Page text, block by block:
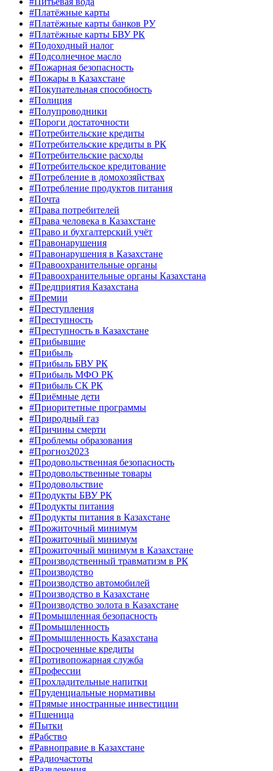
#Платёжные карты
#Платёжные карты банков РУ
#Платёжные карты БВУ РК
#Подоходный налог
#Подсолнечное масло
#Пожарная безопасность
#Пожары в Казахстане
#Покупательная способность
#Полиция
#Полупроводники
#Пороги достаточности
#Потребительские кредиты
#Потребительские кредиты в РК
#Потребительские расходы
#Потребительское кредитование
#Потребление в домохозяйствах
#Потребление продуктов питания
#Почта
#Права потребителей
#Права человека в Казахстане
#Право и бухгалтерский учёт
#Правонарушения
#Правонарушения в Казахстане
#Правоохранительные органы
#Правоохранительные органы Казахстана
#Предприятия Казахстана
#Премии
#Преступления
#Преступность
#Преступность в Казахстане
#Прибывшие
#Прибыль
#Прибыль БВУ РК
#Прибыль МФО РК
#Прибыль СК РК
#Приёмные дети
#Приоритетные программы
#Природный газ
#Причины смерти
#Проблемы образования
#Прогноз2023
#Продовольственная безопасность
#Продовольственные товары
#Продовольствие
#Продукты БВУ РК
#Продукты питания
#Продукты питания в Казахстане
#Прожиточный минимум
#Прожиточный минимум
#Прожиточный минимум в Казахстане
#Производственный травматизм в РК
#Производство
#Производство автомобилей
#Производство в Казахстане
#Производство золота в Казахстане
#Промышленная безопасность
#Промышленность
#Промышленность Казахстана
#Просроченные кредиты
#Противопожарная служба
#Профессии
#Прохладительные напитки
#Пруденциальные нормативы
#Прямые иностранные инвестиции
#Пшеница
#Пытки
#Рабство
#Равноправие в Казахстане
#Радиочастоты